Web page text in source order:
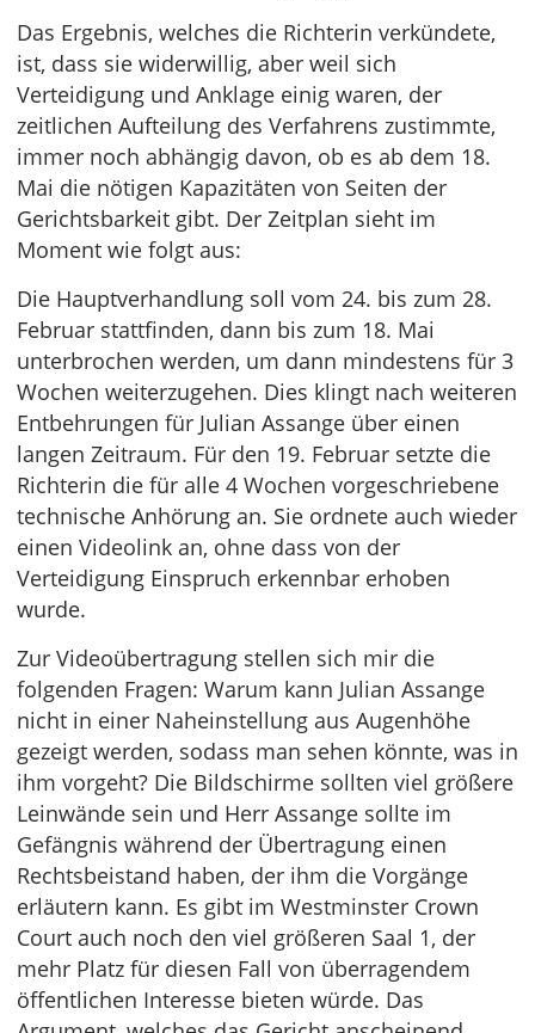
Das Ergebnis, welches die Richterin verkündete,
ist, dass sie widerwillig, aber weil sich
Verteidigung und Anklage einig waren, der
zeitlichen Aufteilung des Verfahrens zustimmte,
immer noch abhängig davon, ob es ab dem 18.
Mai die nötigen Kapazitäten von Seiten der
Gerichtsbarkeit gibt. Der Zeitplan sieht im
Moment wie folgt aus:
Die Hauptverhandlung soll vom 24. bis zum 28.
Februar stattfinden, dann bis zum 18. Mai
unterbrochen werden, um dann mindestens für 3
Wochen weiterzugehen. Dies klingt nach weiteren
Entbehrungen für Julian Assange über einen
langen Zeitraum. Für den 19. Februar setzte die
Richterin die für alle 4 Wochen vorgeschriebene
technische Anhörung an. Sie ordnete auch wieder
einen Videolink an, ohne dass von der
Verteidigung Einspruch erkennbar erhoben
wurde.
Zur Videoübertragung stellen sich mir die
folgenden Fragen: Warum kann Julian Assange
nicht in einer Naheinstellung aus Augenhöhe
gezeigt werden, sodass man sehen könnte, was in
ihm vorgeht? Die Bildschirme sollten viel größere
Leinwände sein und Herr Assange sollte im
Gefängnis während der Übertragung einen
Rechtsbeistand haben, der ihm die Vorgänge
erläutern kann. Es gibt im Westminster Crown
Court auch noch den viel größeren Saal 1, der
mehr Platz für diesen Fall von überragendem
öffentlichen Interesse bieten würde. Das